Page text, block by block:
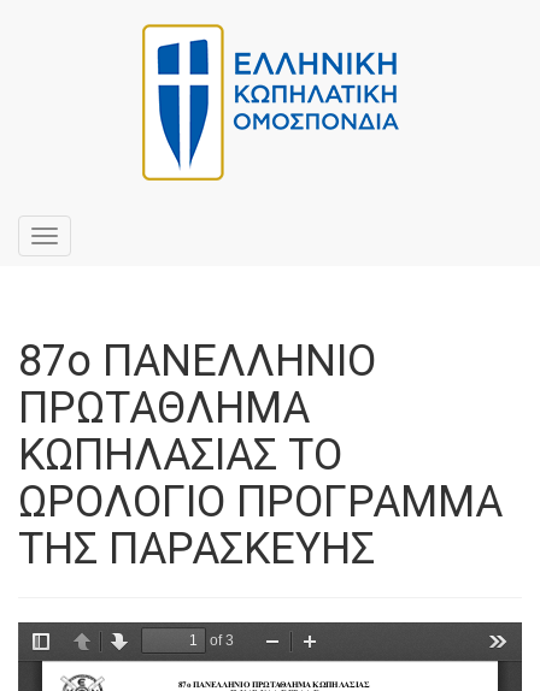
Toggle
navigation
87ο ΠΑΝΕΛΛΗΝΙΟ
ΠΡΩΤΑΘΛΗΜΑ
ΚΩΠΗΛΑΣΙΑΣ ΤΟ
ΩΡΟΛΟΓΙΟ ΠΡΟΓΡΑΜΜΑ
ΤΗΣ ΠΑΡΑΣΚΕΥΗΣ